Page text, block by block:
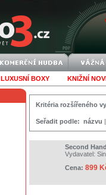
LUXUSNÍ BOXY KNIŽNÍ
Kritéria rozšířeného
Seřadit podle: názvu |
Second
Vydavatel:
Cena: 899